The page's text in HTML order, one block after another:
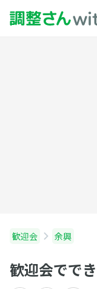
歓迎会 余興
歓迎会でで